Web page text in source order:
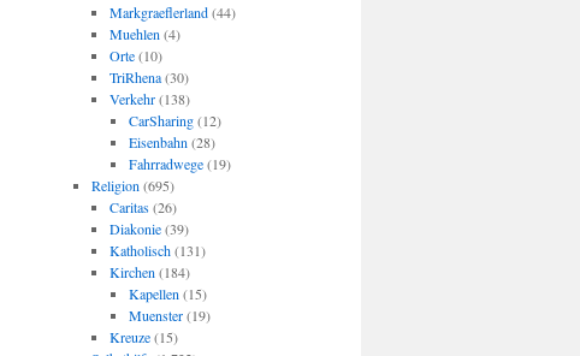
Markgraeflerland(44)
Muehlen (4)
Orte(10)
TriRhena(30)
Verkehr(138)
CarSharing(12)
Eisenbahn (28)
Fahrradwege(19)
Religion (695)
Caritas(26)
Diakonie(39)
Katholisch(131)
Kirchen (184)
Kapellen (15)
Muenster(19)
Kreuze(15)